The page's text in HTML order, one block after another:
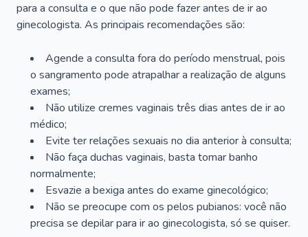
para a consulta e o que não pode fazer antes de ir ao
ginecologista. As principais recomendações são:
Agende a consulta fora do período menstrual, pois
o sangramento pode atrapalhar a realização de alguns
exames;
Não utilize cremes vaginais três dias antes de ir ao
médico;
Evite ter relações sexuais no dia anterior à consulta;
Não faça duchas vaginais, basta tomar banho
normalmente;
Esvazie a bexiga antes do exame ginecológico;
Não se preocupe com os pelos pubianos: você não
precisa se depilar para ir ao ginecologista, só se quiser.